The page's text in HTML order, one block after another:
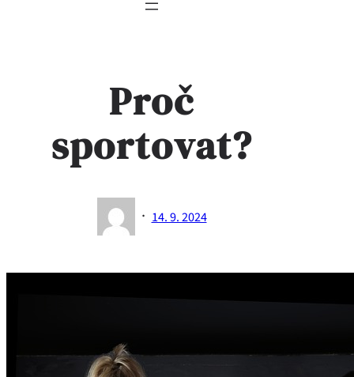
Proč
sportovat?
· 14. 9. 2024